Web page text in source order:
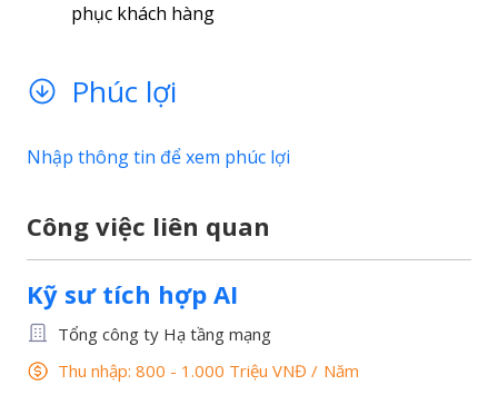
phục khách hàng
Phúc lợi
Nhập thông tin để xem phúc lợi
Công việc liên quan
Kỹ sư tích hợp AI
Tổng công ty Hạ tầng mạng
Thu nhập: 800 - 1.000 Triệu VNĐ/ Năm